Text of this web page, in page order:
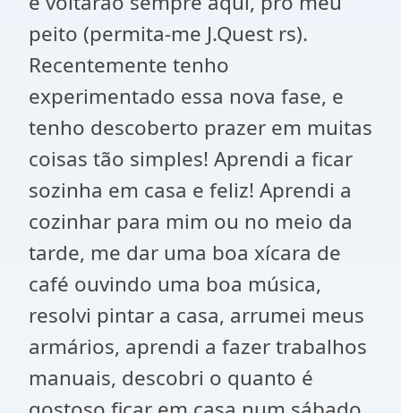
peito (permita-me J.Quest rs).
Recentemente tenho
experimentado essa nova fase, e
tenho descoberto prazer em muitas
coisas tão simples! Aprendi a ficar
sozinha em casa e feliz! Aprendi a
cozinhar para mim ou no meio da
tarde, me dar uma boa xícara de
café ouvindo uma boa música,
resolvi pintar a casa, arrumei meus
armários, aprendi a fazer trabalhos
manuais, descobri o quanto é